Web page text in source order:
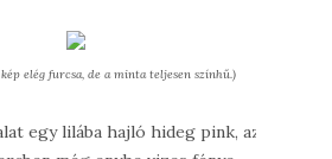
elég furcsa, de a minta teljesen színhű.)
egy lilába hajló hideg pink, az